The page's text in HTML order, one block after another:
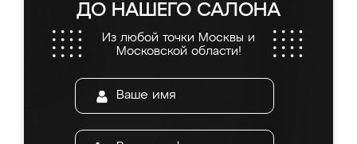
ДО НАШЕГО САЛОНА
Из любой точки Москвы и
Московской области!